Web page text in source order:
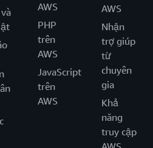
AWS
PHP
trên
AWS
JavaScript
trên
AWS
AWS
Nhận
trợ giúp
từ
chuyên
gia
Khả
năng
truy cập